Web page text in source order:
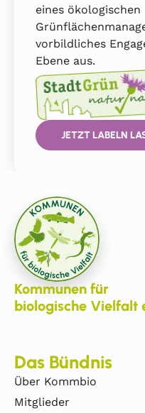
eines ökologischen
vorbildliches
Ebene aus.
JETZT LABELN
Kommunen für
biologische Vielfalt
Das Bündnis
Über Kommbio
Mitglieder